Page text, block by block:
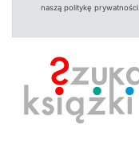
naszą politykę prywatności.